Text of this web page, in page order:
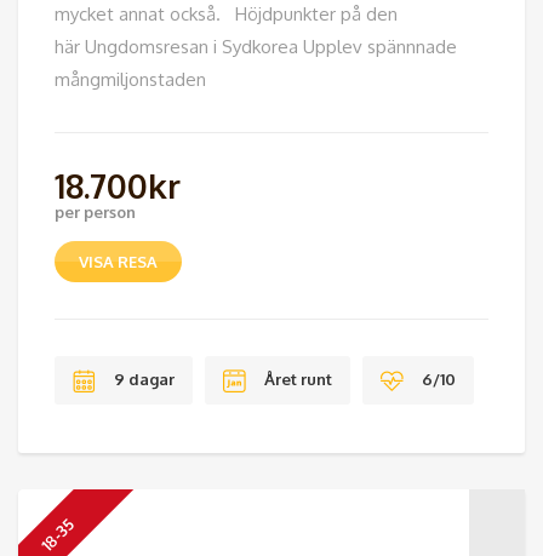
mycket annat också. Höjdpunkter på den
här Ungdomsresan i Sydkorea Upplev spännnade
mångmiljonstaden
18.700kr
per person
VISA RESA
9 dagar Året runt 6/10
18-35